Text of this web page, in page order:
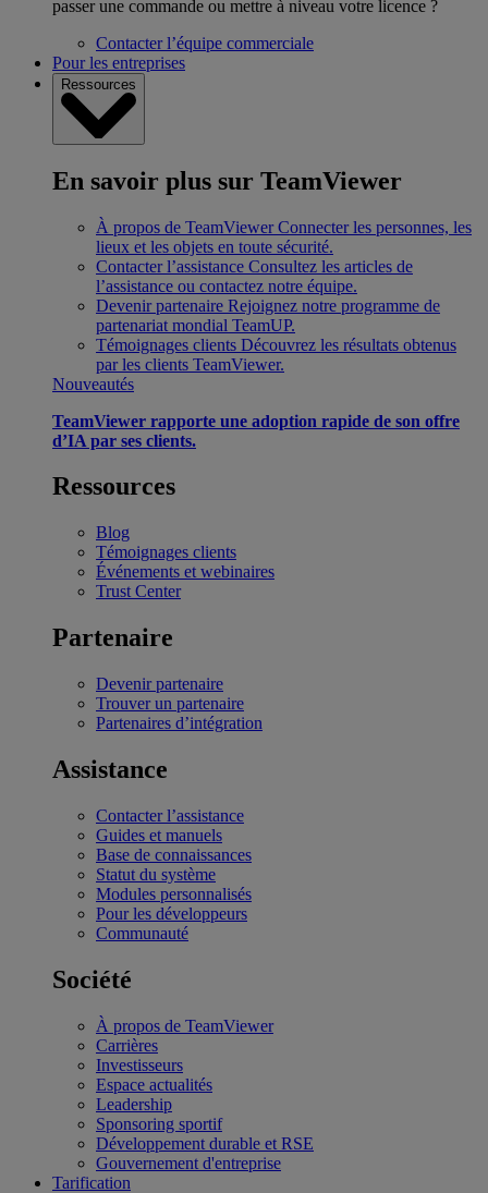
passer une commande ou mettre à niveau votre licence ?
Contacter l’équipe commerciale
Pour les entreprises
Ressources
En savoir plus sur TeamViewer
À propos de TeamViewer Connecter les personnes, les
lieux et les objets en toute sécurité.
Contacter l’assistance Consultez les articles de
l’assistance ou contactez notre équipe.
Devenir partenaire Rejoignez notre programme de
partenariat mondial TeamUP.
Témoignages clients Découvrez les résultats obtenus
par les clients TeamViewer.
Nouveautés
TeamViewer rapporte une adoption rapide de son offre
d’IA par ses clients.
Ressources
Blog
Témoignages clients
Événements et webinaires
Trust Center
Partenaire
Devenir partenaire
Trouver un partenaire
Partenaires d’intégration
Assistance
Contacter l’assistance
Guides et manuels
Base de connaissances
Statut du système
Modules personnalisés
Pour les développeurs
Communauté
Société
À propos de TeamViewer
Carrières
Investisseurs
Espace actualités
Leadership
Sponsoring sportif
Développement durable et RSE
Gouvernement d'entreprise
Tarification